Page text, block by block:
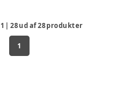
1 |28ud af28produkter
1